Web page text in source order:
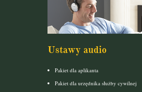
Ustawy audio
Pakiet dla aplikanta
Pakiet dla urzędnika służby cywilnej